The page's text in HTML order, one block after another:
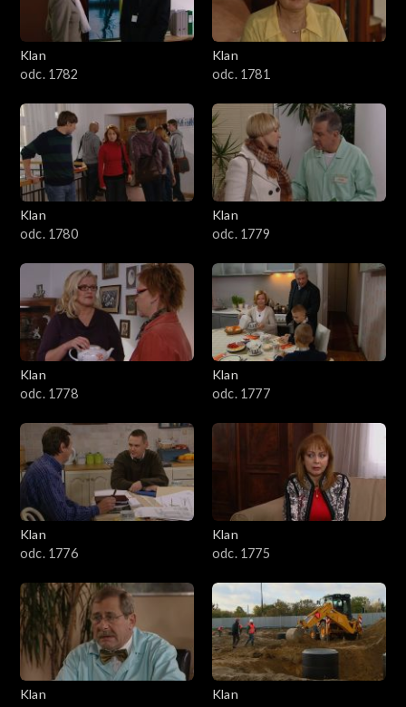
1301–1400
1201–1300
1101–1200
1001–1100
901–1000
801–900
701–800
601–700
501–600
401–500
301–400
201–300
101–200
1–100
Klan
odc. 1782
Klan
odc. 1781
Klan
odc. 1780
Klan
odc. 1779
Klan
odc. 1778
Klan
odc. 1777
Klan
odc. 1776
Klan
odc. 1775
Klan
Klan